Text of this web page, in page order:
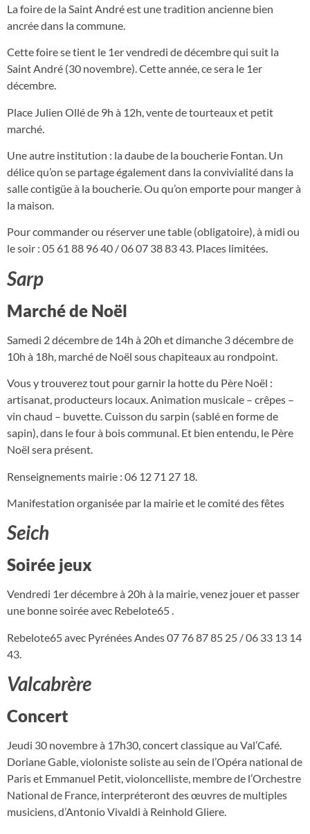
La foire de la Saint André est une tradition ancienne bien
ancrée dans la commune.
Cette foire se tient le 1er vendredi de décembre qui suit la
Saint André (30 novembre). Cette année, ce sera le 1er
décembre.
Place Julien Ollé de 9h à 12h, vente de tourteaux et petit
marché.
Une autre institution : la daube de la boucherie Fontan. Un
délice qu’on se partage également dans la convivialité dans la
salle contigüe à la boucherie. Ou qu’on emporte pour manger à
la maison.
Pour commander ou réserver une table (obligatoire), à midi ou
le soir : 05 61 88 96 40 / 06 07 38 83 43. Places limitées.
Sarp
Marché de Noël
Samedi 2 décembre de 14h à 20h et dimanche 3 décembre de
10h à 18h, marché de Noël sous chapiteaux au rondpoint.
Vous y trouverez tout pour garnir la hotte du Père Noël :
artisanat, producteurs locaux. Animation musicale – crêpes –
vin chaud – buvette. Cuisson du sarpin (sablé en forme de
sapin), dans le four à bois communal. Et bien entendu, le Père
Noël sera présent.
Renseignements mairie : 06 12 71 27 18.
Manifestation organisée par la mairie et le comité des fêtes
Seich
Soirée jeux
Vendredi 1er décembre à 20h à la mairie, venez jouer et passer
une bonne soirée avec Rebelote65 .
Rebelote65 avec Pyrénées Andes 07 76 87 85 25 / 06 33 13 14
43.
Valcabrère
Concert
Jeudi 30 novembre à 17h30, concert classique au Val’Café.
Doriane Gable, violoniste soliste au sein de l’Opéra national de
Paris et Emmanuel Petit, violoncelliste, membre de l’Orchestre
National de France, interpréteront des œuvres de multiples
musiciens, d’Antonio Vivaldi à Reinhold Gliere.